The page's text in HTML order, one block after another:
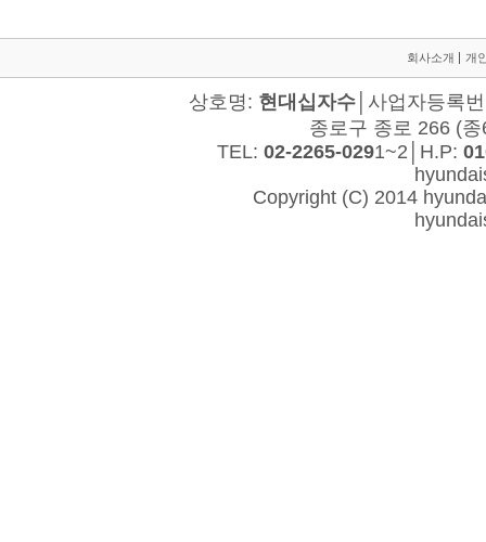
회사소개 개
상호명: 현대십자수│사업자등록
종로구 종로 266 (
TEL: 02-2265-0291~2│H.P:
Copyright (C) 2014